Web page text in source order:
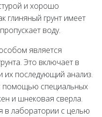
и хорошо
глиняный грунт имеет
воду.
является
Это включает в
их последующий анализ.
помощью специальных
и шнековая сверла.
в лаборатории с целью